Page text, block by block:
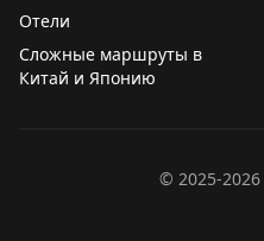
Отели
Сложные маршруты в
Китай и Японию
© 2025-2026